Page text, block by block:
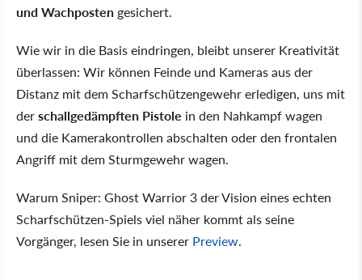
und Wachposten gesichert.
Wie wir in die Basis eindringen, bleibt unserer Kreativität
überlassen: Wir können Feinde und Kameras aus der
Distanz mit dem Scharfschützengewehr erledigen, uns mit
derschallgedämpften Pistole in den Nahkampf wagen
und die Kamerakontrollen abschalten oder den frontalen
Angriff mit dem Sturmgewehr wagen.
Warum Sniper: Ghost Warrior 3 der Vision eines echten
Scharfschützen-Spiels viel näher kommt als seine
Vorgänger, lesen Sie in unserer Preview.